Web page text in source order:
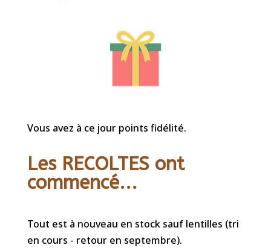
Vous avez à ce jour points fidélité.
Les RECOLTES ont
commencé...
Tout est à nouveau en stock sauf lentilles (tri
en cours - retour en septembre).